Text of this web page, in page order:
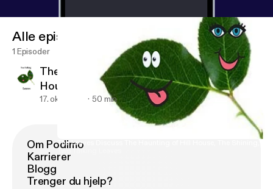
The Leaves Discuss The Haunting of Hill House, The Shining,
Two Talking Leaves
Alle episoder
1 Episoder
The Leaves Discuss The Haunting of Hill
House, The Shining, and The Pope
17. okt. 2018 50 min
Om Podimo
Karrierer
Blogg
Trenger du hjelp?